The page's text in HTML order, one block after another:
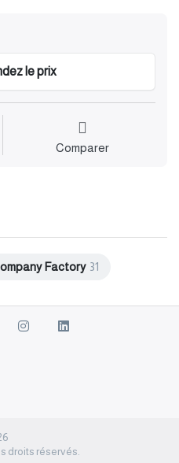
le prix
Comparer
Factory 31
droits réservés.